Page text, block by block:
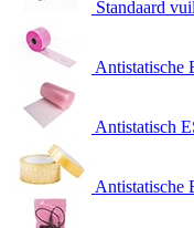
Standaard
Antistatische
Antistatisch
Antistatische